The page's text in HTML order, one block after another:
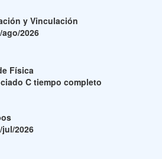
y Vinculación
ago/2026
Física
C tiempo completo
jul/2026